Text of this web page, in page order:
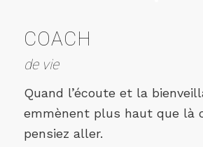
COACH
de vie
Quand l’écoute et la
emmènent plus haut que là
pensiez aller.